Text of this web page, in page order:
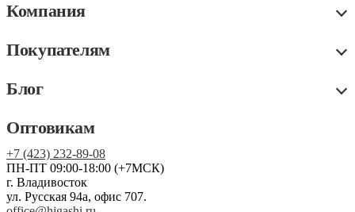
Компания
Покупателям
Блог
Оптовикам
+7 (423) 232-89-08
ПН-ПТ 09:00-18:00 (+7МСК)
г. Владивосток
ул. Русская 94а, офис 707.